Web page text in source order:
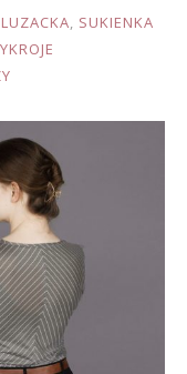
, SUKIENKA